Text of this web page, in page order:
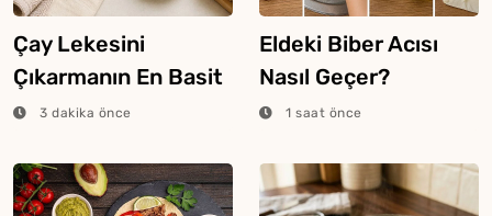
Çay Lekesini
Çıkarmanın En Basit
4 Yolu
3 dakika önce
Eldeki Biber Acısı
Nasıl Geçer?
1 saat önce